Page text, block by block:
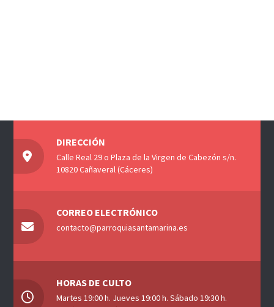
DIRECCIÓN
Calle Real 29 o Plaza de la Virgen de Cabezón s/n.
10820 Cañaveral (Cáceres)
CORREO ELECTRÓNICO
contacto@parroquiasantamarina.es
HORAS DE CULTO
Martes 19:00 h. Jueves 19:00 h. Sábado 19:30 h.